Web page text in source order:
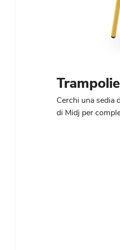
Cerchi una sedia
di Midj per